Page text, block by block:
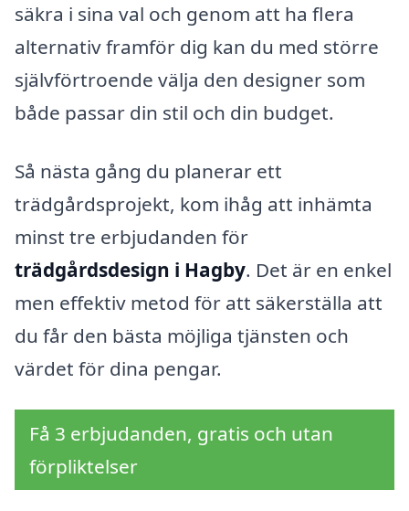
säkra i sina val och genom att ha flera
alternativ framför dig kan du med större
självförtroende välja den designer som
både passar din stil och din budget.
Så nästa gång du planerar ett
trädgårdsprojekt, kom ihåg att inhämta
minst tre erbjudanden för
trädgårdsdesign i Hagby. Det är en enkel
men effektiv metod för att säkerställa att
du får den bästa möjliga tjänsten och
värdet för dina pengar.
Få 3 erbjudanden, gratis och utan
förpliktelser